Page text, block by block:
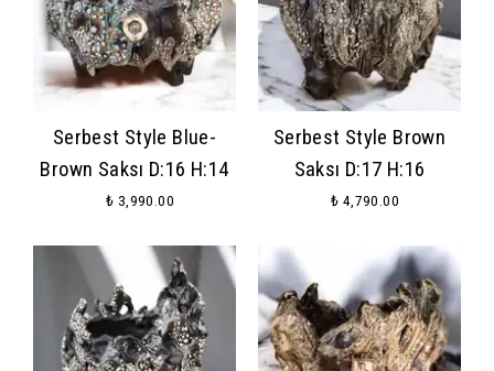
Serbest Style Blue-
Brown Saksı D:16 H:14
₺ 3,990.00
Serbest Style Brown
Saksı D:17 H:16
₺ 4,790.00